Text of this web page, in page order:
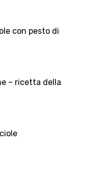
con pesto di
– ricetta della